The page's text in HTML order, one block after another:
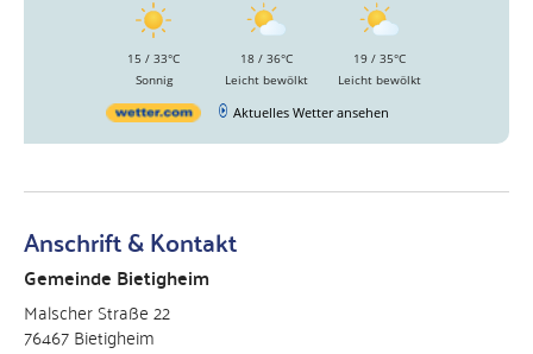
15 / 33°C
Sonnig
18 / 36°C
Leicht bewölkt
19 / 35°C
Leicht bewölkt
Aktuelles Wetter ansehen
Anschrift & Kontakt
Gemeinde Bietigheim
Malscher Straße 22
76467 Bietigheim